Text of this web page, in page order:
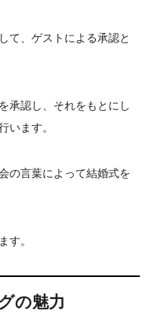
て、ゲストによる承認と
承認し、それをもとにし
います。
の言葉によって結婚式を
す。
の魅力